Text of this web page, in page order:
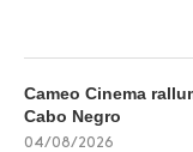
Cameo Cinema
Cabo Negro
04/08/2026